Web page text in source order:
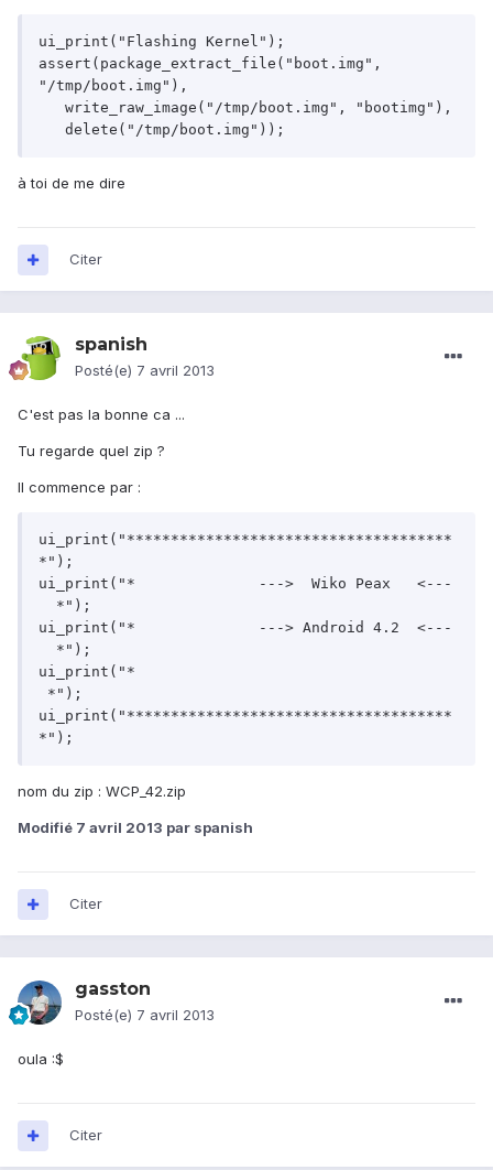
ui_print("Flashing Kernel");
assert(package_extract_file("boot.img",
"/tmp/boot.img"),
à toi de me dire
Citer
spanish
Posté(e) 7 avril 2013
C'est pas la bonne ca ...
Tu regarde quel zip ?
Il commence par :
ui_print("*************************************
*");
ui_print("*		 --->  Wiko Peax   <---
  *");
ui_print("*		 ---> Android 4.2  <---
  *");
ui_print("*
*");
ui_print("*************************************
*");
nom du zip : WCP_42.zip
Modifié 7 avril 2013 par spanish
Citer
gasston
Posté(e) 7 avril 2013
oula :$
Citer